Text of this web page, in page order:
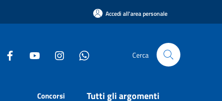
Accedi all'area personale
Cerca
Concorsi Tutti gli argomenti